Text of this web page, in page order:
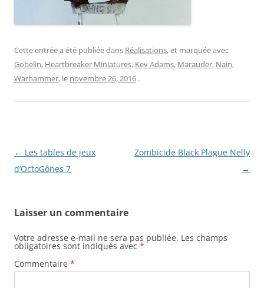
Cette entrée a été publiée dans Réalisations, et marquée avec
Gobelin, Heartbreaker Miniatures, Kev Adams, Marauder, Nain,
Warhammer, le novembre 26, 2016 .
Navigation
des
← Les tables de jeux
d’OctoGônes 7
Zombicide Black Plague Nelly
→
Laisser un commentaire
Votre adresse e-mail ne sera pas publiée. Les champs
obligatoires sont indiqués avec *
Commentaire *